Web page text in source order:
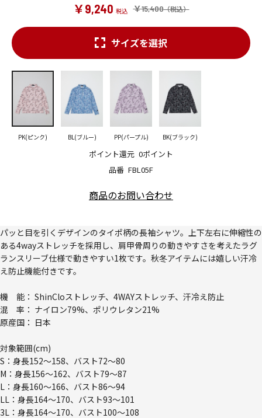
￥15,400
￥9,240
品番 FBL05F
ポイント還元 0ポイント
サイズを選択
PK(ピンク) BL(ブルー) PP(パープル) BK(ブラック)
商品のお問い合わせ
パッと目を引くデザインのタイポ柄の長袖シャツ。上下左右に伸縮性の
ある4wayストレッチを採用し、肩甲骨周りの動きやすさを考えたラグ
ランスリーブ仕様で動きやすい1枚です。秋冬アイテムには嬉しい汗冷
え防止機能付きです。
機 能： ShinCloストレッチ、4WAYストレッチ、汗冷え防止
混 率： ナイロン79%、ポリウレタン21%
原産国： 日本
対象範囲(cm)
S：身長152～158、バスト72～80
M：身長156～162、バスト79～87
L：身長160～166、バスト86～94
LL：身長164～170、バスト93～101
3L：身長164～170、バスト100～108